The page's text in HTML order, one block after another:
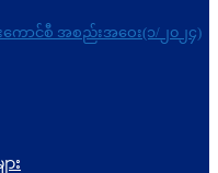
ောင်စီ အစည်းအဝေး(၁/၂၀၂၄)
ား